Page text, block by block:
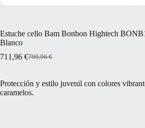
Estuche cello Bam Bonbon Hightech
Blanco
799,96€
El
original
era:
799,96 €.
711,96 €El
actual
es:
711,96 €.
Protección y estilo juvenil con colores
caramelos.